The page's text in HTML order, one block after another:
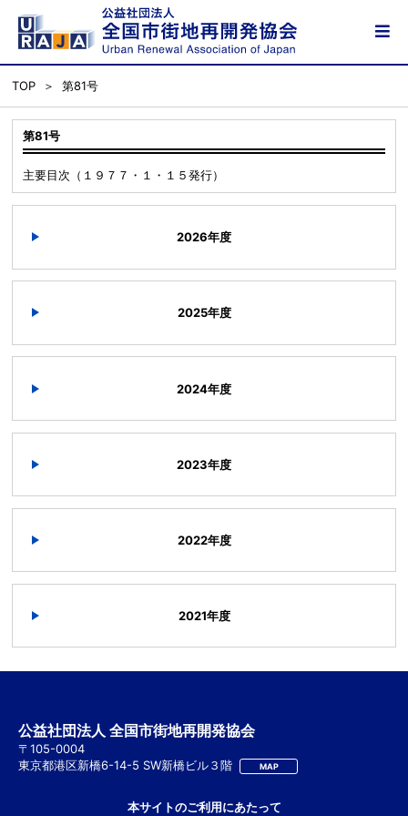
TOP 第81号
第81号
主要目次（１９７７・１・１５発行）
2026年度
2025年度
2024年度
2023年度
2022年度
2021年度
本サイトのご利用にあたって
公益社団法人 全国市街地再開発協会
〒105-0004
東京都港区新橋6-14-5 SW新橋ビル３階
MAP